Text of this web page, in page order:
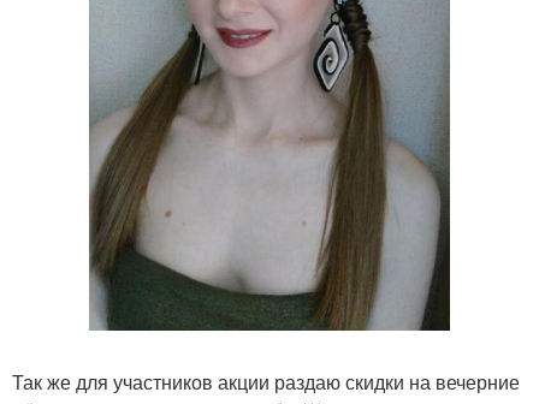
Так же для участников акции раздаю скидки на вечерние